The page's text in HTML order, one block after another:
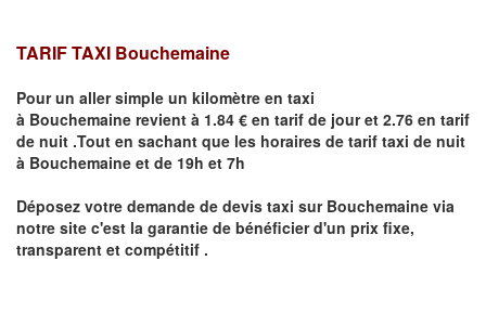
TARIF TAXI Bouchemaine
Pour un aller simple un kilomètre en taxi
à Bouchemaine revient à 1.84 € en tarif de jour et 2.76 en tarif
de nuit .Tout en sachant que les horaires de tarif taxi de nuit
à Bouchemaine et de 19h et 7h
Déposez votre demande de devis taxi sur Bouchemaine via
notre site c'est la garantie de bénéficier d'un prix fixe,
transparent et compétitif .